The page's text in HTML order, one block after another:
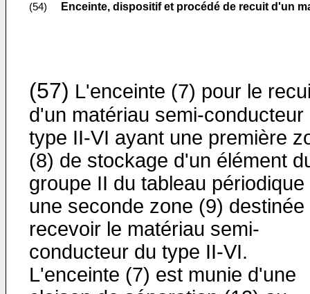
(54) Enceinte, dispositif et procédé de recuit d'un
(57) L'enceinte (7) pour le
d'un matériau semi-conducteur
type II-VI ayant une première
(8) de stockage d'un élément
groupe II du tableau périodique
une seconde zone (9) destinée
recevoir le matériau semi-
conducteur du type II-VI.
L'enceinte (7) est munie d'une